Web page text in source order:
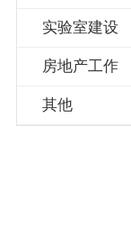
实验室建设
房地产工作
其他